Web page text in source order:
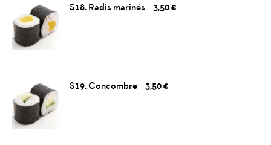
S18. Radis marinés 3,50 €
S19. Concombre 3,50 €